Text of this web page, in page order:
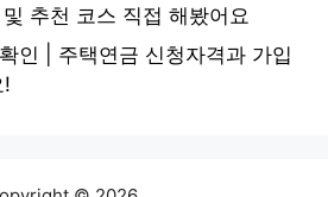
및 추천 코스 직접 해봤어요
인 | 주택연금 신청자격과 가입
!